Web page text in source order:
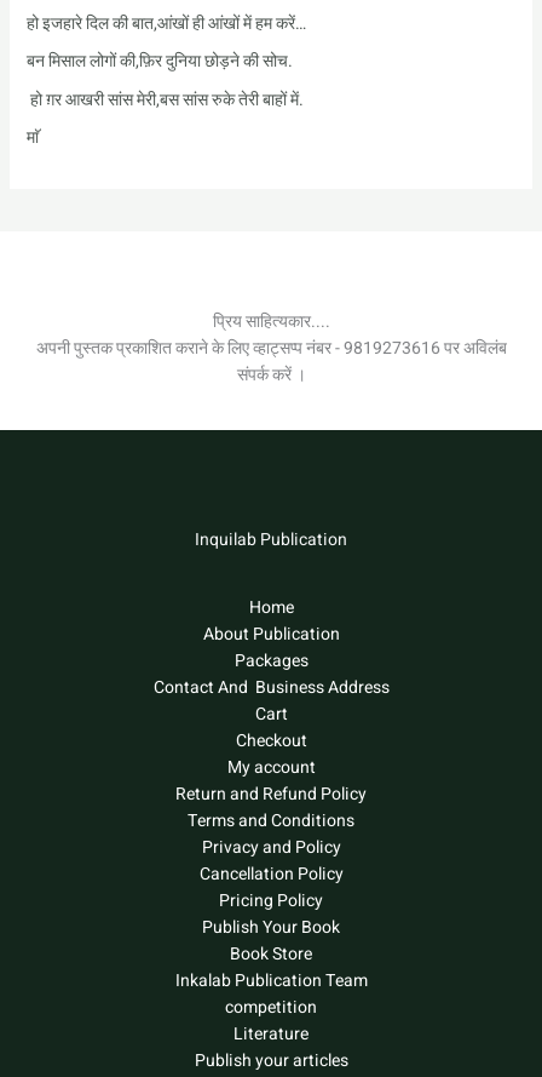
हो इजहारे दिल की बात,आंखों ही आंखों में हम करें…
बन मिसाल लोगों की,फ़िर दुनिया छोड़ने की सोच.
हो ग़र आखरी सांस मेरी,बस सांस रुके तेरी बाहों में.
माॅ
प्रिय साहित्यकार....
अपनी पुस्तक प्रकाशित कराने के लिए व्हाट्सप्प नंबर - 9819273616 पर अविलंब
संपर्क करें ।
Inquilab Publication
Home
About Publication
Packages
Contact And Business Address
Cart
Checkout
My account
Return and Refund Policy
Terms and Conditions
Privacy and Policy
Cancellation Policy
Pricing Policy
Publish Your Book
Book Store
Inkalab Publication Team
competition
Literature
Publish your articles